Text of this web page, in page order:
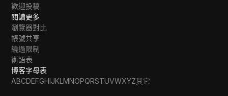
歡迎投稿
閱讀更多
瀏覽器對比
帳號共享
繞過限制
術語表
博客字母表
ABCDEFGHIJKLMNOPQRSTUVWXYZ其它